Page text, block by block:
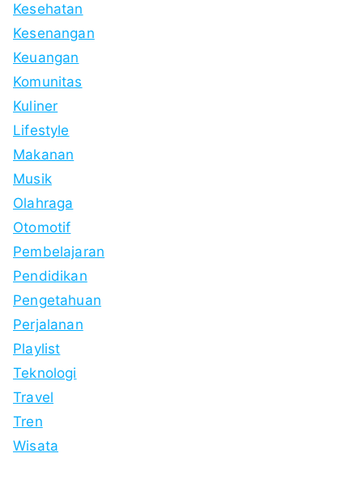
Kesehatan
Kesenangan
Keuangan
Komunitas
Kuliner
Lifestyle
Makanan
Musik
Olahraga
Otomotif
Pembelajaran
Pendidikan
Pengetahuan
Perjalanan
Playlist
Teknologi
Travel
Tren
Wisata